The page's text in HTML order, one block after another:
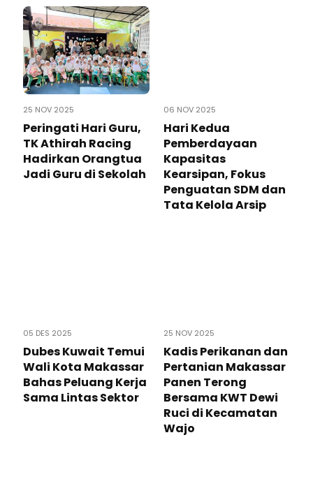
25 NOV 2025
Peringati Hari Guru,
TK Athirah Racing
Hadirkan Orangtua
Jadi Guru di Sekolah
06 NOV 2025
Hari Kedua
Pemberdayaan
Kapasitas
Kearsipan, Fokus
Penguatan SDM dan
Tata Kelola Arsip
05 DES 2025
Dubes Kuwait Temui
Wali Kota Makassar
Bahas Peluang Kerja
Sama Lintas Sektor
25 NOV 2025
Kadis Perikanan dan
Pertanian Makassar
Panen Terong
Bersama KWT Dewi
Ruci di Kecamatan
Wajo